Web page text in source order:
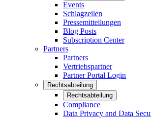
Events
Schlagzeilen
Pressemitteilungen
Blog Posts
Subscription Center
Partners
Partners
Vertriebspartner
Partner Portal Login
Rechtsabteilung
Rechtsabteilung
Compliance
Data Privacy and Data